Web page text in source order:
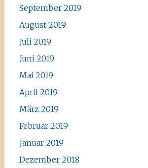
September 2019
August 2019
Juli 2019
Juni 2019
Mai 2019
April 2019
März 2019
Februar 2019
Januar 2019
Dezember 2018